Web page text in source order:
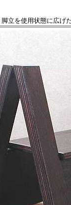
脚立を使用状態に広げ